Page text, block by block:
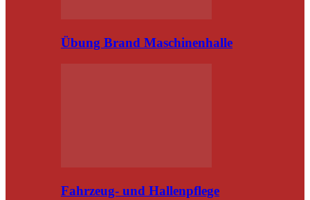
Übung Brand Maschinenhalle
Fahrzeug- und Hallenpflege